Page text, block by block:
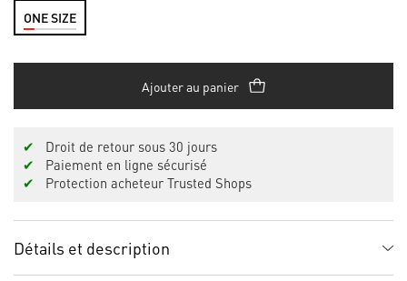
ONE SIZE
Ajouter au panier
✔
Droit de retour sous 30 jours
✔
Paiement en ligne sécurisé
✔
Protection acheteur Trusted Shops
Détails et description